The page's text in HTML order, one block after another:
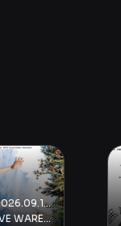
2026.09.12 (六) - 2026.09.12 (六)
高雄流行音樂中心-LIVE WAREHOUSE